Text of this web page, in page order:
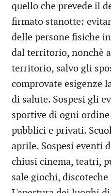
quello che prevede il
firmato stanotte:
delle persone fisiche
dal territorio, nonchè
territorio, salvo gli
comprovate esigenze
di salute. Sospesi gli
sportive di ogni
pubblici e privati.
aprile. Sospesi eventi
chiusi cinema, teatri,
sale giochi,